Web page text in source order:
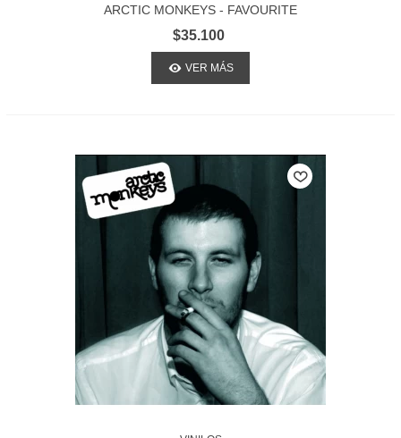
ARCTIC MONKEYS - FAVOURITE
WORST NIGHTMARE
$35.100
VER MÁS